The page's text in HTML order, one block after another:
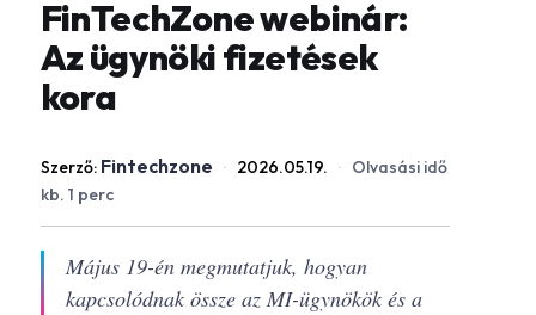
FinTechZone webinár:
Az ügynöki fizetések
kora
Szerző: Fintechzone · 2026.05.19. · Olvasási idő
kb. 1 perc
Május 19-én megmutatjuk, hogyan
kapcsolódnak össze az MI-ügynökök és a